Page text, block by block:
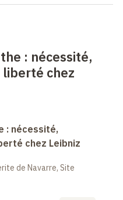
: nécessité,
chez
: nécessité,
chez Leibniz
de Navarre, Site